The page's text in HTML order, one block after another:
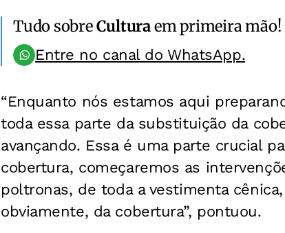
Tudo sobreCulturaem primeira mão!
Entre no canal do WhatsApp.
“Enquanto nós estamos aqui
toda essa parte da substituição da
avançando. Essa é uma parte crucial
cobertura, começaremos as
poltronas, de toda a vestimenta
obviamente, da cobertura”, pontuou.